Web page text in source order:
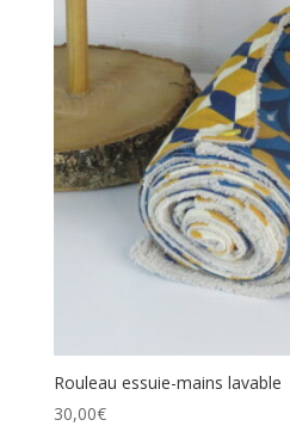
Rouleau essuie-mains lavable
30,00€